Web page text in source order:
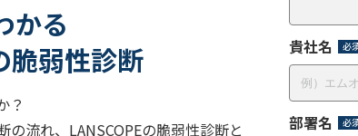
かる
脆弱性診断
？
流れ、LANSCOPEの脆弱性診断と
貴社名
部署名